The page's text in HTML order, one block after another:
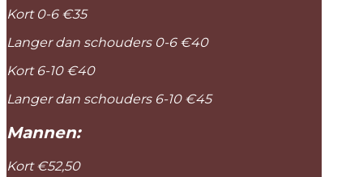
Kort 0-6 €35
Langer dan schouders 0-6 €40
Kort 6-10 €40
Langer dan schouders 6-10 €45
Mannen:
Kort€52,50